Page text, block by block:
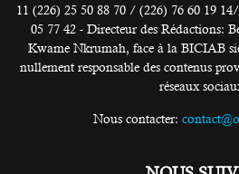
11 (226) 25 50 88 70 / (226) 76 60 19
05 77 42 - Directeur des Rédactions:
Kwame Nkrumah, face à la BICIAB
nullement responsable des contenus
réseaux
Nous contacter: